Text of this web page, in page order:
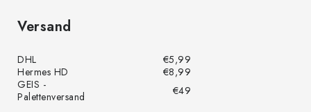
Versand
DHL
€5,99
Hermes HD
€8,99
GEIS -
Palettenversand
€49